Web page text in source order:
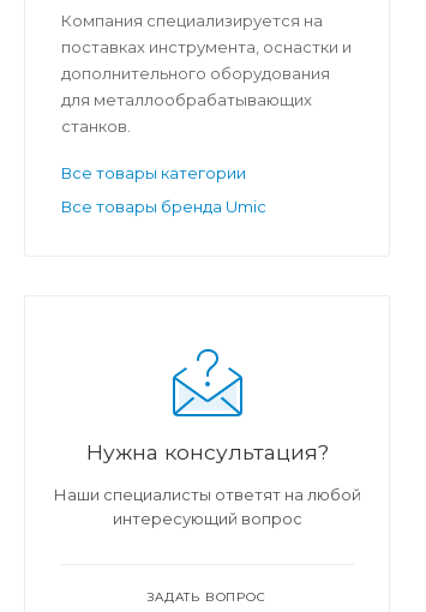
Компания специализируется на
поставках инструмента, оснастки и
дополнительного оборудования
для металлообрабатывающих
станков.
Все товары категории
Все товары бренда Umic
Нужна консультация?
Наши специалисты ответят на любой
интересующий вопрос
ЗАДАТЬ ВОПРОС